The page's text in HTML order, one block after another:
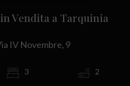
Vendita a Tarquinia
IV Novembre, 9
3 2